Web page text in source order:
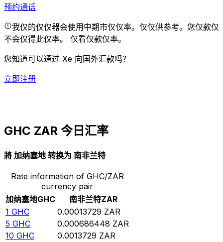
预约通话
我仅的仅仅器会使用中期市仅仅率。仅仅供参考。您仅款仅
不会仅得此仅率。 仅看仅款仅率。
您知道可以通过 Xe 向国外汇款吗？
立即注册
GHC ZAR 今日汇率
將 加纳塞地 转换为 南非兰特
Rate information of GHC/ZAR
currency pair
加纳塞地GHC 南非兰特ZAR
1 GHC 0.00013729 ZAR
5 GHC 0.000686448 ZAR
10 GHC 0.0013729 ZAR